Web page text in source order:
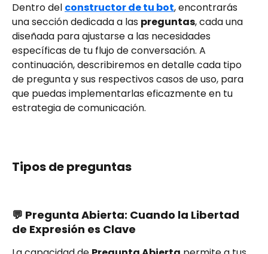
Dentro del constructor de tu bot, encontrarás
una sección dedicada a las preguntas, cada una
diseñada para ajustarse a las necesidades
específicas de tu flujo de conversación. A
continuación, describiremos en detalle cada tipo
de pregunta y sus respectivos casos de uso, para
que puedas implementarlas eficazmente en tu
estrategia de comunicación.
Tipos de preguntas
💬 Pregunta Abierta: Cuando la Libertad
de Expresión es Clave